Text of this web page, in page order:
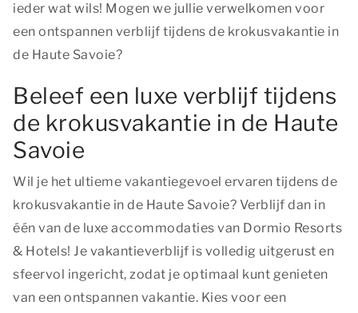
ieder wat wils! Mogen we jullie verwelkomen voor
een ontspannen verblijf tijdens de krokusvakantie in
de Haute Savoie?
Beleef een luxe verblijf tijdens
de krokusvakantie in de Haute
Savoie
Wil je het ultieme vakantiegevoel ervaren tijdens de
krokusvakantie in de Haute Savoie? Verblijf dan in
één van de luxe accommodaties van Dormio Resorts
& Hotels! Je vakantieverblijf is volledig uitgerust en
sfeervol ingericht, zodat je optimaal kunt genieten
van een ontspannen vakantie. Kies voor een